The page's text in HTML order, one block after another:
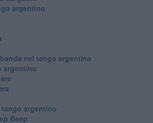
argentino
nel tango argentino
argentino
argentino
Beep